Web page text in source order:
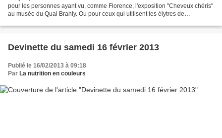
pour les personnes ayant vu, comme Florence, l'exposition "Cheveux chéris"
au musée du Quai Branly. Ou pour ceux qui utilisent les élytres de
Devinette du samedi 16 février 2013
Publié le 16/02/2013 à 09:18
Par La nutrition en couleurs